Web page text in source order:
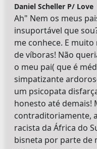
Daniel Scheller P/ Love
Ah" Nem os meus
insuportável que
me conhece. E
de víboras! Não
o meu pai( que é
simpatizante
um psicopata
honesto até demais!
contraditoriamente,
racista da África do
bisneta por parte de